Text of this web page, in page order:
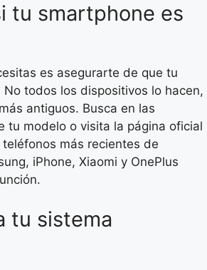
tu smartphone es
es asegurarte de que tu
No todos los dispositivos lo hacen,
antiguos. Busca en las
tu modelo o visita la página oficial
más recientes de
iPhone, Xiaomi y OnePlus
tu sistema